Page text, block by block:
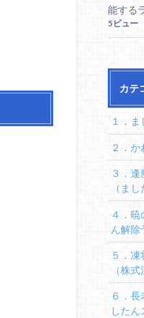
能する
5ビュー
カテ
１．
２．
３．
（ま
４．
ん解
５．
（株
６．
した